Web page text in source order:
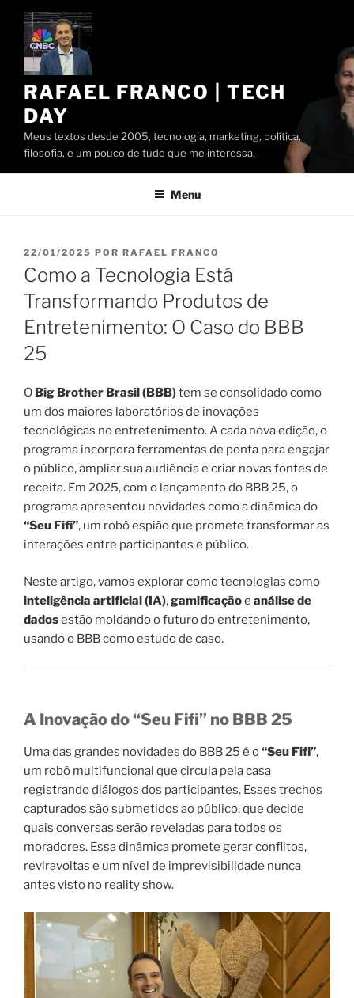
Pular
conteúdo
RAFAEL FRANCO | TECH
DAY
Meus textos desde 2005, tecnologia, marketing, política,
filosofia, e um pouco de tudo que me interessa.
Menu
PUBLICADO
EM
22/01/2025 POR RAFAEL FRANCO
Como a Tecnologia Está
Transformando Produtos de
Entretenimento: O Caso do BBB
25
O Big Brother Brasil (BBB)tem se consolidado como
um dos maiores laboratórios de inovações
tecnológicas no entretenimento. A cada nova edição, o
programa incorpora ferramentas de ponta para engajar
o público, ampliar sua audiência e criar novas fontes de
receita. Em 2025, com o lançamento do BBB 25, o
programa apresentou novidades como a dinâmica do
“Seu Fifi”, um robô espião que promete transformar as
interações entre participantes e público.
Neste artigo, vamos explorar como tecnologias como
inteligência artificial (IA),gamificaçãoe análise de
dadosestão moldando o futuro do entretenimento,
usando o BBB como estudo de caso.
A Inovação do “Seu Fifi” no BBB 25
Uma das grandes novidades do BBB 25 é o“Seu Fifi”,
um robô multifuncional que circula pela casa
registrando diálogos dos participantes. Esses trechos
capturados são submetidos ao público, que decide
quais conversas serão reveladas para todos os
moradores. Essa dinâmica promete gerar conflitos,
reviravoltas e um nível de imprevisibilidade nunca
antes visto no reality show.